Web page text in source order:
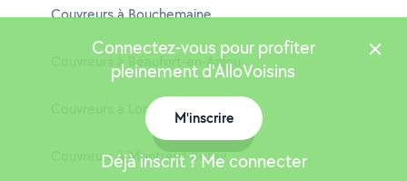
Couvreurs à Bouchemaine
Couvreurs à Beaufort-en-Anjou
Couvreurs à Longué-Jumelles
Couvreurs à Montreuil-Bellay
Connectez-vous pour profiter
pleinement d'AlloVoisins
M'inscrire
Déjà inscrit ? Me connecter